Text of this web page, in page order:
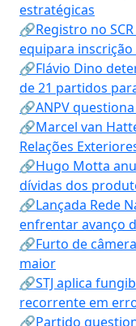
estratégicas
🔗Registro no
equipara
🔗Flávio Dino
de 21 partidos
🔗ANPV
🔗Marcel van
Relações
🔗Hugo Motta
dívidas dos
🔗Lançada Rede
enfrentar avanço
🔗Furto de
maior
🔗STJ aplica
recorrente em
🔗Partido